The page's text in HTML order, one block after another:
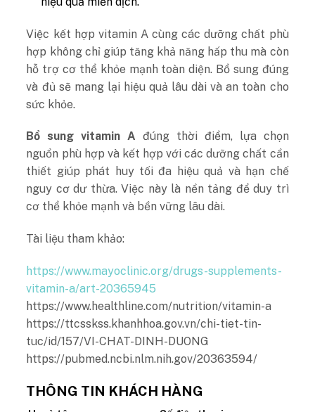
Việc kết hợp vitamin A cùng các dưỡng chất phù
hợp không chỉ giúp tăng khả năng hấp thu mà còn
hỗ trợ cơ thể khỏe mạnh toàn diện. Bổ sung đúng
và đủ sẽ mang lại hiệu quả lâu dài và an toàn cho
sức khỏe.
Bổ sung vitamin A đúng thời điểm, lựa chọn
nguồn phù hợp và kết hợp với các dưỡng chất cần
thiết giúp phát huy tối đa hiệu quả và hạn chế
nguy cơ dư thừa. Việc này là nền tảng để duy trì
cơ thể khỏe mạnh và bền vững lâu dài.
Tài liệu tham khảo:
https://www.mayoclinic.org/drugs-supplements-
vitamin-a/art-20365945
https://www.healthline.com/nutrition/vitamin-a
https://ttcsskss.khanhhoa.gov.vn/chi-tiet-tin-
tuc/id/157/VI-CHAT-DINH-DUONG
https://pubmed.ncbi.nlm.nih.gov/20363594/
THÔNG TIN KHÁCH HÀNG